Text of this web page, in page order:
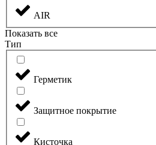
AIR
Показать все
Тип
Герметик
Защитное покрытие
Кисточка